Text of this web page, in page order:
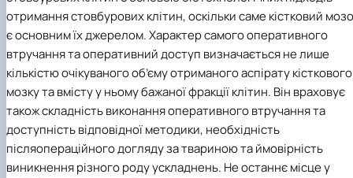
НОВИНИ
факультетом ветеринарної медицини …
Скринька довіри
Вступ 2021 рік
Вступ 2020 рік
Вступ 2019 рік
Вступ 2018 рік
отримання стовбурових клітин, оскільки саме кістковий
є основним їх джерелом. Характер самого оперативного
втручання та оперативний доступ визначається не лише
кількістю очікуваного об’єму отриманого аспірату кісткового
мозку та вмісту у ньому бажаної фракції клітин. Він враховує
також складність виконання оперативного втручання та
доступність відповідної методики, необхідність
післяопераційного догляду за твариною та ймовірність
виникнення різного роду ускладнень. Не останнє місце у